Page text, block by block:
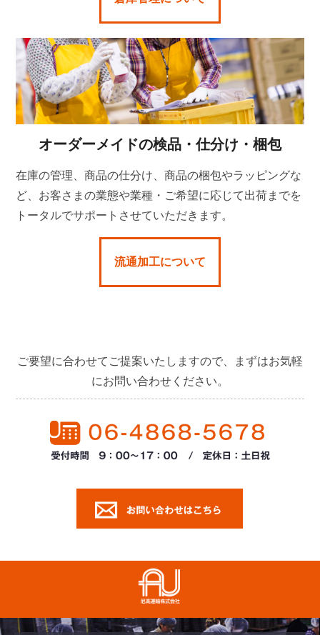
オーダーメイドの検品・仕分け・梱包
在庫の管理、商品の仕分け、商品の梱包やラッピングな
ど、お客さまの業態や業種・ご希望に応じて出荷までを
トータルでサポートさせていただきます。
流通加工について
ご要望に合わせてご提案いたしますので、まずはお気軽
にお問い合わせください。